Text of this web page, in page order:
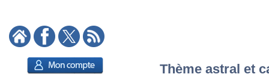
Thème astral et